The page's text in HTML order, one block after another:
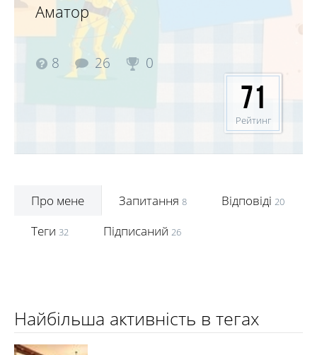
Аматор
8 26 0
71
Рейтинг
Про мене Запитання 8 Відповіді 20
Теги 32 Підписаний 26
Найбільша активність в тегах